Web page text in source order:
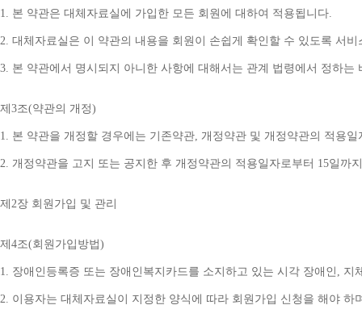
1. 본 약관은 대체자료실에 가입한 모든 회원에 대하여 적용됩니다.
2. 대체자료실은 이 약관의 내용을 회원이 손쉽게 확인할 수 있도록 서
3. 본 약관에서 명시되지 아니한 사항에 대해서는 관계 법령에서 정하는
제 3조(약관의 개정)
1. 본 약관을 개정할 경우에는 기존약관, 개정약관 및 개정약관의 적용
2. 개정약관을 고지 또는 공지한 후 개정약관의 적용일자로부터 15일까
제 2장 회원가입 및 관리
제 4조(회원가입방법)
1. 장애인등록증 또는 장애인복지카드를 소지하고 있는 시각 장애인 , 지
2. 이용자는 대체자료실이 지정한 양식에 따라 회원가입 신청을 해야 하